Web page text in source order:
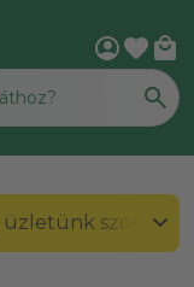
account_circlefavorite local_mall